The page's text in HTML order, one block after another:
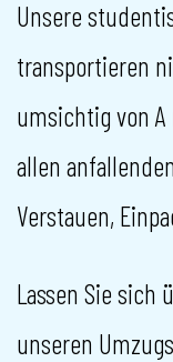
Unsere
transportieren
umsichtig von
allen
Verstauen,
Lassen Sie sich
unseren